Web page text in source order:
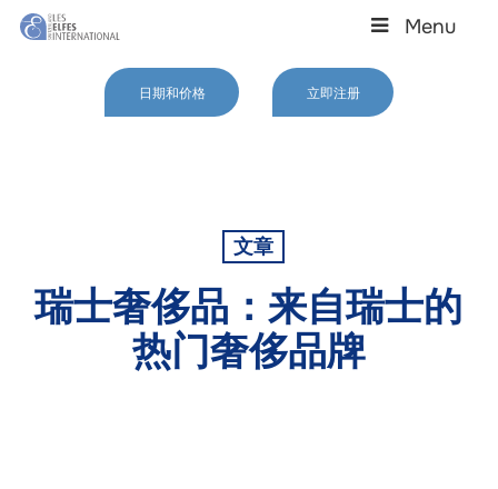
Skip
Menu
日期和价格 立即注册
文章
瑞士奢侈品：来自瑞士的
热门奢侈品牌